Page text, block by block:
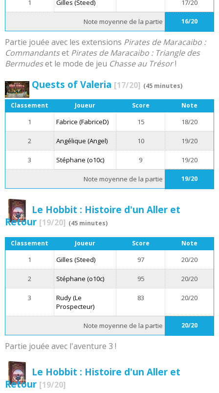
1 Gilles (Steed) 17/20
Note moyenne de la partie 16/20
Partie jouée avec les extensions Pirates de Maracaibo :
Commandantset Pirates de Maracaibo : Triangle des
Bermudeset le mode de jeu Chasse au Trésor!
Quests of Valeria [17/20] (45 minutes)
Classement Joueur Score Note
1 Fabrice (FabriceD) 15 18/20
2 Angélique (Angel) 10 19/20
3 Stéphane (o10c) 9 19/20
Note moyenne de la partie 19/20
Le Hobbit : Histoire d'un Aller et
Retour [19/20] (45 minutes)
Classement Joueur Score Note
1 Gilles (Steed) 97 20/20
2 Stéphane (o10c) 95 20/20
3
Rudy (Le
Prospecteur)
83 20/20
Note moyenne de la partie 20/20
Partie jouée avec l'aventure 3 !
Le Hobbit : Histoire d'un Aller et
Retour [19/20]